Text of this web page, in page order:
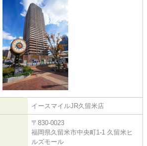
イースマイルJR久留米店
〒830-0023
福岡県久留米市中央町1-1 久留米ヒ
ルズモール